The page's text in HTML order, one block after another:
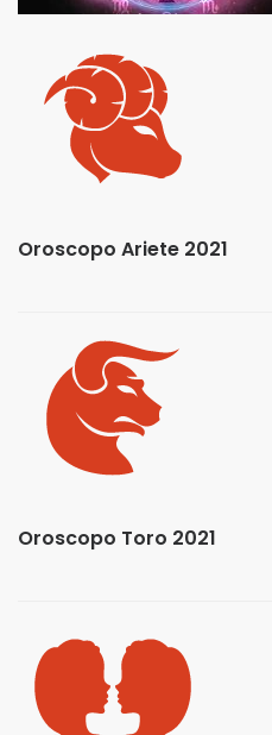
Oroscopo Ariete 2021
Oroscopo Toro 2021